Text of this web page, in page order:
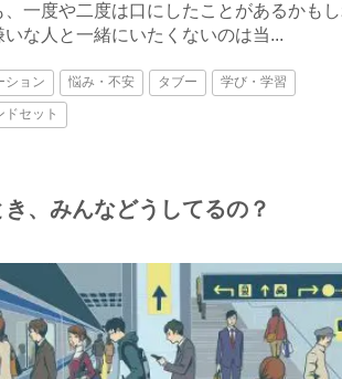
、一度や二度は口にしたことがあるかも
いな人と一緒にいたくないのは当...
ション 悩み・不安 タブー 学び・学習
ドセット
、みんなどうしてるの？